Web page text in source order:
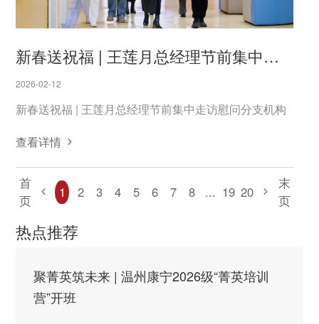
新春送祝福 | 王莲月总经理节前集中走访慰问分支机构
2026-02-12
新春送祝福 | 王莲月总经理节前集中走访慰问分支机构
查看详情
首
页
1 2 3 4 5 6 7 8 ... 19 20
末
页
热点推荐
聚菁英筑未来 | 温州康宁2026级“菁英培训
营”开班